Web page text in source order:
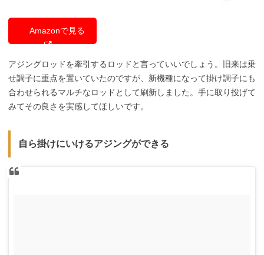
Amazonで見る
アジングロッドを牽引するロッドと言っていいでしょう。旧来は乗
せ調子に重点を置いていたのですが、新機種になって掛け調子にも
合わせられるマルチなロッドとして刷新しました。手に取り投げて
みてその良さを実感してほしいです。
自ら掛けにいけるアジングができる